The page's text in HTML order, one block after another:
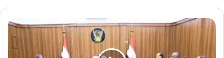
رسالة
السيسي